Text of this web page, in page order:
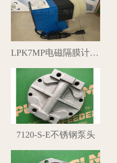
LPK7MP电磁隔膜计量泵
7120-S-E不锈钢泵头